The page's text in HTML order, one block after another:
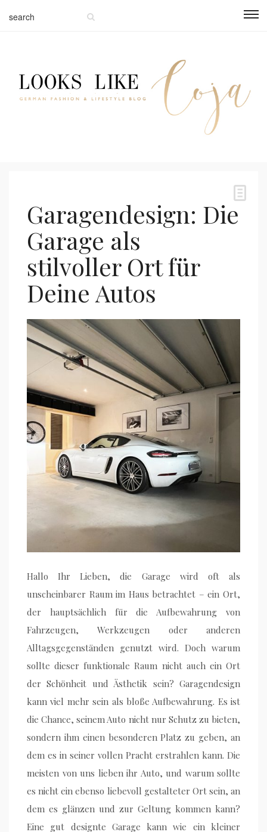
Garagendesign: Die
Garage als
stilvoller Ort für
Deine Autos
Hallo Ihr Lieben, die Garage wird oft als
unscheinbarer Raum im Haus betrachtet – ein Ort,
der hauptsächlich für die Aufbewahrung von
Fahrzeugen, Werkzeugen oder anderen
Alltagsgegenständen genutzt wird. Doch warum
sollte dieser funktionale Raum nicht auch ein Ort
der Schönheit und Ästhetik sein? Garagendesign
kann viel mehr sein als bloße Aufbewahrung. Es ist
die Chance, seinem Auto nicht nur Schutz zu bieten,
sondern ihm einen besonderen Platz zu geben, an
dem es in seiner vollen Pracht erstrahlen kann. Die
meisten von uns lieben ihr Auto, und warum sollte
es nicht ein ebenso liebevoll gestalteter Ort sein, an
dem es glänzen und zur Geltung kommen kann?
Eine gut designte Garage kann wie ein kleiner